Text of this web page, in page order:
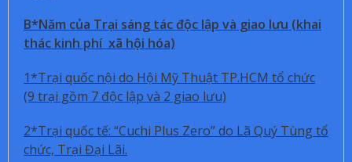
B*Năm của Trại sáng tác độc lập và giao lưu (khai
thác kinh phí xã hội hóa)
1*Trại quốc nội do Hội Mỹ Thuật TP.HCM tổ chức
(9 trại gồm 7 độc lập và 2 giao lưu)
2*Trại quốc tế: “Cuchi Plus Zero” do Lã Quý Tùng tổ
chức, Trại Đại Lãi.